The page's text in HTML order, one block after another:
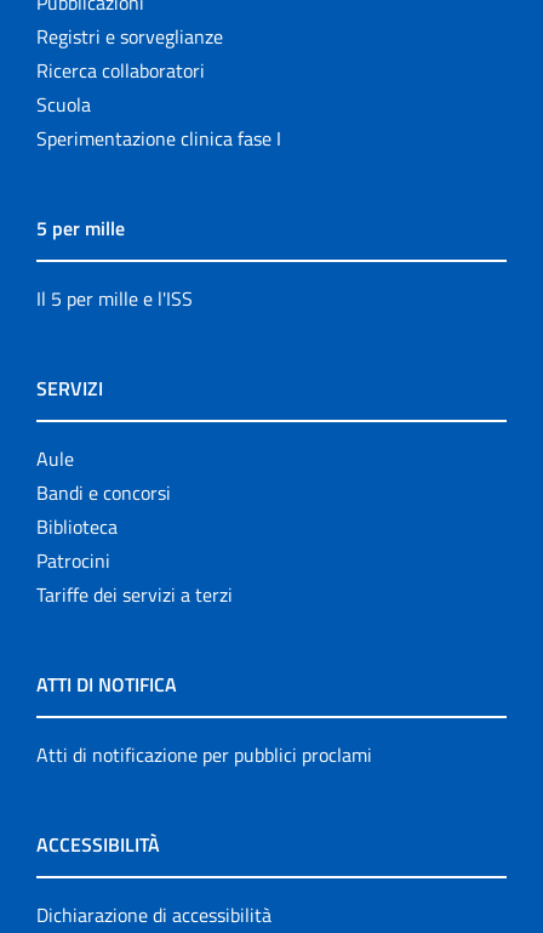
Registri e sorveglianze
Ricerca collaboratori
Scuola
Sperimentazione clinica fase I
5 per mille
Il 5 per mille e l'ISS
SERVIZI
Aule
Bandi e concorsi
Biblioteca
Patrocini
Tariffe dei servizi a terzi
ATTI DI NOTIFICA
Atti di notificazione per pubblici proclami
ACCESSIBILITÀ
Dichiarazione di accessibilità